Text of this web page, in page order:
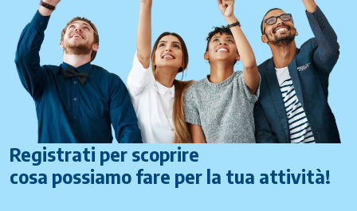
Registrati per scoprire
cosa possiamo fare per la tua attività!